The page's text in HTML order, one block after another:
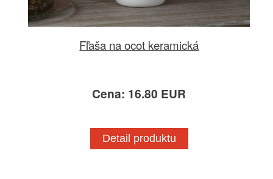
Fľaša na ocot keramická
Cena: 16.80 EUR
Detail produktu